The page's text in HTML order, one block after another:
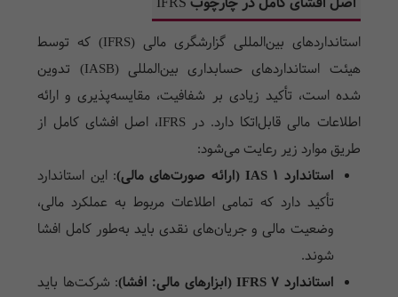
استانداردهای بین‌المللی گزارشگری مالی (IFRS) که توسط
هیئت استانداردهای حسابداری بین‌المللی (IASB) تدوین
شده است، تأکید زیادی بر شفافیت، مقایسه‌پذیری و ارائه
اطلاعات مالی قابل‌اتکا دارد. درIFRS، اصل افشای کامل از
طریق موارد زیر رعایت می‌شود:
استاندارد IAS 1 (ارائه صورت‌های مالی)
: این استاندارد
تأکید دارد که تمامی اطلاعات مربوط به عملکرد مالی،
وضعیت مالی و جریان‌های نقدی باید به‌طور کامل افشا
شوند.
استاندارد IFRS 7 (ابزارهای مالی: افشا)
: شرکت‌ها باید